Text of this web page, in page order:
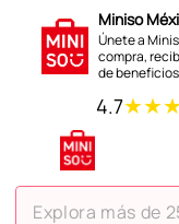
Miniso
Únete a
compra,
de
4.7★★
Explora más de 250